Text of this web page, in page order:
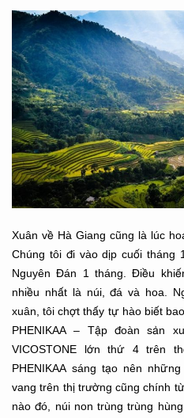
Xuân về Hà Giang cũng là lúc
Chúng tôi đi vào dịp cuối tháng
Nguyên Đán 1 tháng. Điều
nhiều nhất là núi, đá và hoa.
xuân, tôi chợt thấy tự hào biết
PHENIKAA – Tập đoàn sản
VICOSTONE lớn thứ 4 trên
PHENIKAA sáng tạo nên
vang trên thị trường cũng chính
nào đó, núi non trùng trùng